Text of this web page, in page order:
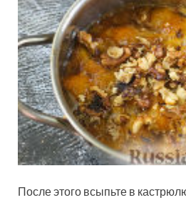
После этого всыпьте в